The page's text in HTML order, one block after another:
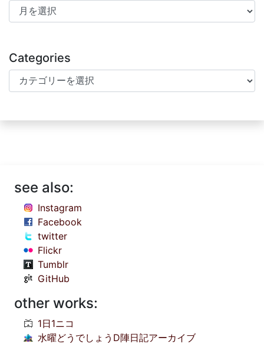
Archives
Categories
Categories
see also:
Instagram
Facebook
twitter
Flickr
Tumblr
GitHub
other works:
1日1ニコ
水曜どうでしょうD陣日記アーカイブ